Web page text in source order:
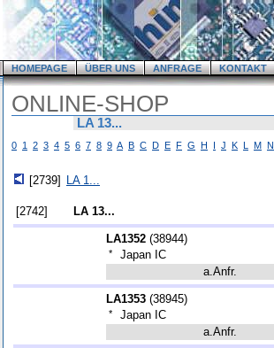
HOMEPAGE ÜBER UNS ANFRAGE KONTAKT
ONLINE-SHOP
LA 13...
0 1 2 3 4 5 6 7 8 9 A B C D E F G H I J K L M N
[2739] LA 1...
[2742] LA 13...
LA1352 (38944)
*
Japan IC
a.Anfr.
LA1353 (38945)
*
Japan IC
a.Anfr.